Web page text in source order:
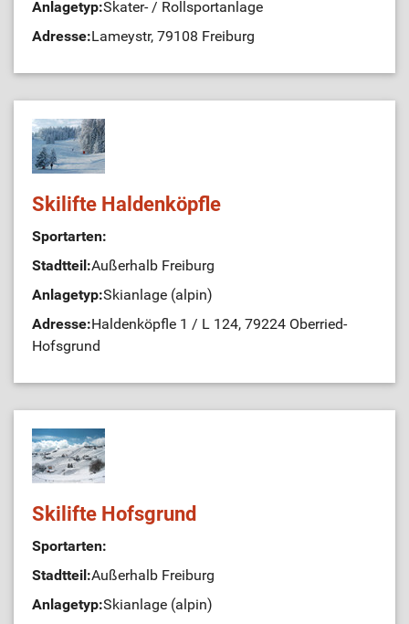
Anlagetyp:Skater- / Rollsportanlage
Adresse:Lameystr, 79108 Freiburg
Skilifte Haldenköpfle
Sportarten:
Stadtteil:Außerhalb Freiburg
Anlagetyp:Skianlage (alpin)
Adresse:Haldenköpfle 1 / L 124, 79224 Oberried-
Hofsgrund
Skilifte Hofsgrund
Sportarten:
Stadtteil:Außerhalb Freiburg
Anlagetyp:Skianlage (alpin)